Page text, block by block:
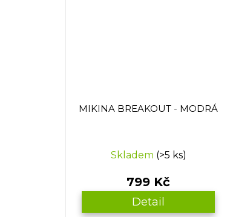
MIKINA BREAKOUT - MODRÁ
Skladem (>5 ks)
799 Kč
Detail